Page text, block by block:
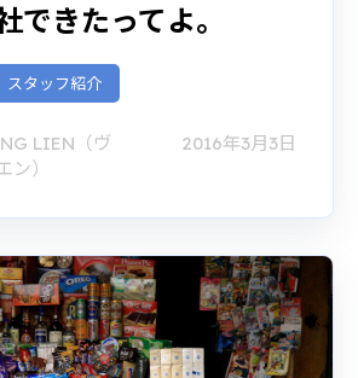
できたってよ。
スタッフ紹介
LIEN（ヴ
ン）
2016年3月3日